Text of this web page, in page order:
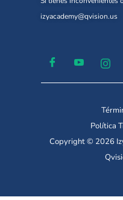
izyacademy@qvision.us
Política
Copyright © 2026